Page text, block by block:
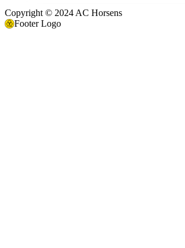
Copyright © 2024 AC Horsens
Footer Logo